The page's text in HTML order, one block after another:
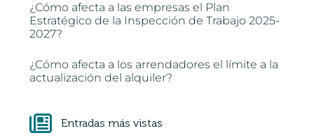
¿Cómo afecta a las empresas el Plan
Estratégico de la Inspección de Trabajo 2025-
2027?
¿Cómo afecta a los arrendadores el límite a la
actualización del alquiler?
Entradas más vistas